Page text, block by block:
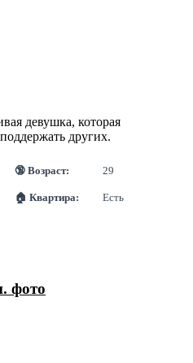
девушка, которая
других.
🔞 Возраст: 29
🏠 Квартира: Есть
фото